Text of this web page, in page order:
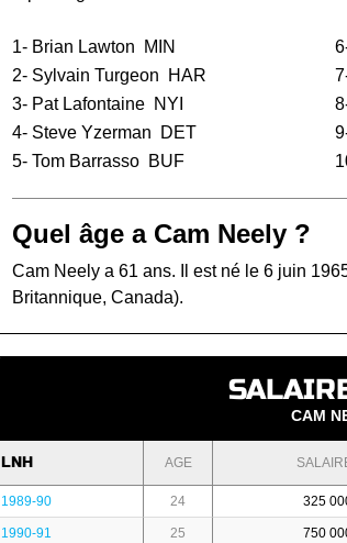
1- Brian Lawton
MIN
2- Sylvain Turgeon
HAR
3- Pat Lafontaine NYI
4- Steve Yzerman
DET
5- Tom Barrasso BUF
Quel âge a Cam Neely ?
Cam Neely a 61 ans. Il est né le 6 juin
Britannique, Canada).
CAM
LNH AGE
1989-90 24 325
1990-91 25 750